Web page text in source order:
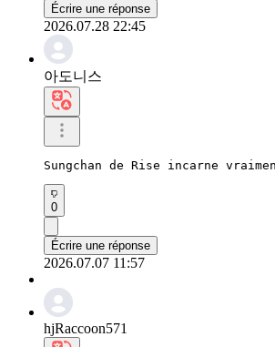
Écrire une réponse
2026.07.28 22:45
아도니스
Sungchan de Rise incarne
0
Écrire une réponse
2026.07.07 11:57
hjRaccoon571